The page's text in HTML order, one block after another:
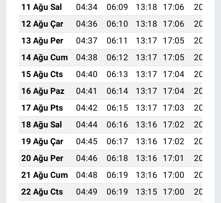
11 Ağu Sal
04:34 06:09 13:18 17:06
20:16
12 Ağu Çar
04:36 06:10 13:18 17:06
20:15
13 Ağu Per
04:37 06:11 13:17 17:05
20:14
14 Ağu Cum
04:38 06:12 13:17 17:05
20:12
15 Ağu Cts
04:40 06:13 13:17 17:04
20:11
16 Ağu Paz
04:41 06:14 13:17 17:04
20:10
17 Ağu Pts
04:42 06:15 13:17 17:03
20:08
18 Ağu Sal
04:44 06:16 13:16 17:02
20:07
19 Ağu Çar
04:45 06:17 13:16 17:02
20:06
20 Ağu Per
04:46 06:18 13:16 17:01
20:04
21 Ağu Cum
04:48 06:19 13:16 17:00
20:03
22 Ağu Cts
04:49 06:19 13:15 17:00
20:01